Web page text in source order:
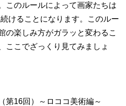
このルールによって画家たちは
けることになります。このルー
の楽しみ方がガラッと変わるこ
ここでざっくり見てみましょ
第16回）～ロココ美術編～